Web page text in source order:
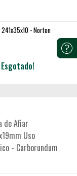
- Norton